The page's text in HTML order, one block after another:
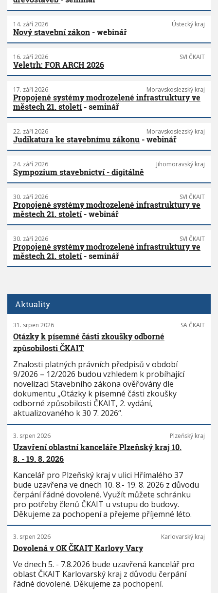
14. září 2026 Ústecký kraj
Nový stavební zákon - webinář
16. září 2026 SVI ČKAIT
Veletrh: FOR ARCH 2026
17. září 2026 Moravskoslezský kraj
Propojené systémy modrozelené infrastruktury ve
městech 21. století- seminář
22. září 2026 Moravskoslezský kraj
Judikatura ke stavebnímu zákonu - webinář
24. září 2026 Jihomoravský kraj
Sympozium stavebnictví - digitálně
30. září 2026 SVI ČKAIT
Propojené systémy modrozelené infrastruktury ve
městech 21. století- webinář
30. září 2026 SVI ČKAIT
Propojené systémy modrozelené infrastruktury ve
městech 21. století- seminář
Aktuality
31. srpen 2026 SA ČKAIT
Otázky k písemné části zkoušky odborné
způsobilosti ČKAIT
Znalosti platných právních předpisů v období
9/2026 – 12/2026 budou vzhledem k probíhající
novelizaci Stavebního zákona ověřovány dle
dokumentu „Otázky k písemné části zkoušky
odborné způsobilosti ČKAIT, 2. vydání,
aktualizovaného k 30 7. 2026“.
3. srpen 2026 Plzeňský kraj
Uzavření oblastní kanceláře Plzeňský kraj 10.
8. - 19. 8. 2026
Kancelář pro Plzeňský kraj v ulici Hřímalého 37
bude uzavřena ve dnech 10. 8.- 19. 8. 2026 z důvodu
čerpání řádné dovolené. Využít můžete schránku
pro potřeby členů ČKAIT u vstupu do budovy.
Děkujeme za pochopení a přejeme příjemné léto.
3. srpen 2026 Karlovarský kraj
Dovolená v OK ČKAIT Karlovy Vary
Ve dnech 5. - 7.8.2026 bude uzavřená kancelář pro
oblast ČKAIT Karlovarský kraj z důvodu čerpání
řádné dovolené. Děkujeme za pochopení.